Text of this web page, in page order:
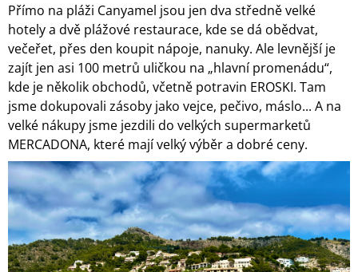
Přímo na pláži Canyamel jsou jen dva středně velké
hotely a dvě plážové restaurace, kde se dá obědvat,
večeřet, přes den koupit nápoje, nanuky. Ale levnější je
zajít jen asi 100 metrů uličkou na „hlavní promenádu“,
kde je několik obchodů, včetně potravin EROSKI. Tam
jsme dokupovali zásoby jako vejce, pečivo, máslo... A na
velké nákupy jsme jezdili do velkých supermarketů
MERCADONA, které mají velký výběr a dobré ceny.